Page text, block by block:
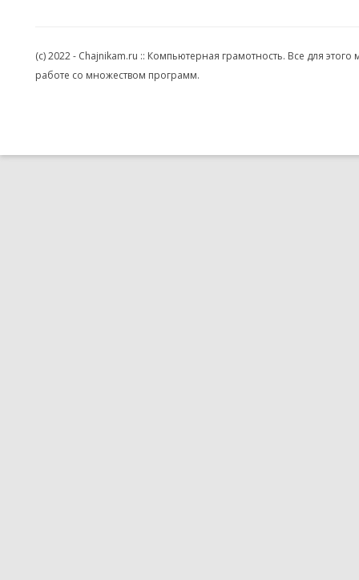
(c) 2022 - Chajnikam.ru :: Компьютерная грамотность. Все для
работе со множеством программ.